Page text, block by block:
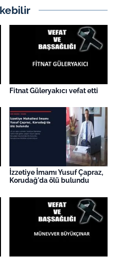
Fitnat Güleryakıcı vefat etti
İzzetiye İmamı Yusuf Çapraz,
Korudağ'da ölü bulundu